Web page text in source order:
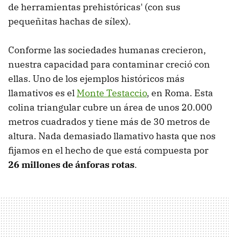
de herramientas prehistóricas' (con sus
pequeñitas hachas de sílex).
Conforme las sociedades humanas crecieron,
nuestra capacidad para contaminar creció con
ellas. Uno de los ejemplos históricos más
llamativos es el Monte Testaccio, en Roma. Esta
colina triangular cubre un área de unos 20.000
metros cuadrados y tiene más de 30 metros de
altura. Nada demasiado llamativo hasta que nos
fijamos en el hecho de que está compuesta por
26 millones de ánforas rotas.